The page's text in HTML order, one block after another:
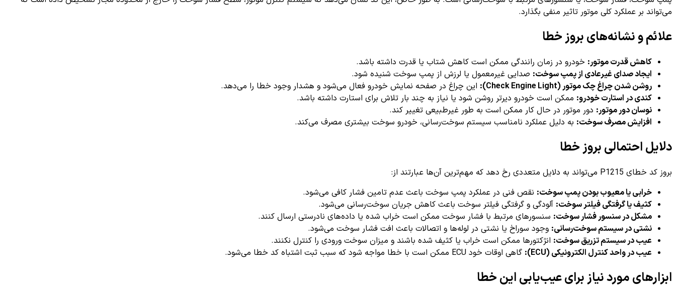
می‌تواند بر عملکرد کلی موتور تاثیر منفی بگذارد.
علائم و نشانه‌های بروز خطا
کاهش قدرت موتور: خودرو در زمان رانندگی ممکن است کاهش شتاب یا قدرت داشته باشد.
ایجاد صدای غیرعادی از پمپ سوخت: صدایی غیرمعمول یا لرزش از پمپ سوخت شنیده شود.
روشن شدن چراغ چک موتور (Check Engine Light):
این چراغ در صفحه نمایش خودرو فعال می‌شود و هشدار وجود خطا را می‌دهد.
کندی در استارت خودرو: ممکن است خودرو دیرتر روشن شود یا نیاز به چند بار تلاش برای استارت داشته باشد.
نوسان دور موتور: دور موتور در حال کار ممکن است به طور غیرطبیعی تغییر کند.
افزایش مصرف سوخت: به دلیل عملکرد نامناسب سیستم سوخت‌رسانی، خودرو سوخت بیشتری مصرف می‌کند.
دلایل احتمالی بروز خطا
بروز کد خطای P1215 می‌تواند به دلایل متعددی رخ دهد که مهم‌ترین آن‌ها عبارتند از:
خرابی یا معیوب بودن پمپ سوخت: نقص فنی در عملکرد پمپ سوخت باعث عدم تامین فشار کافی می‌شود.
کثیف یا گرفتگی فیلتر سوخت: آلودگی و گرفتگی فیلتر سوخت باعث کاهش جریان سوخت‌رسانی می‌شود.
مشکل در سنسور فشار سوخت: سنسورهای مرتبط با فشار سوخت ممکن است خراب شده یا داده‌های نادرستی ارسال کنند.
نشتی در سیستم سوخت‌رسانی: وجود سوراخ یا نشتی در لوله‌ها و اتصالات باعث افت فشار سوخت می‌شود.
عیب در سیستم تزریق سوخت: انژکتورها ممکن است خراب یا کثیف شده باشند و میزان سوخت ورودی را کنترل نکنند.
عیب در واحد کنترل الکترونیکی (ECU):
گاهی اوقات خود ECU ممکن است با خطا مواجه شود که سبب ثبت اشتباه کد خطا می‌شود.
ابزارهای مورد نیاز برای عیب‌یابی این خطا